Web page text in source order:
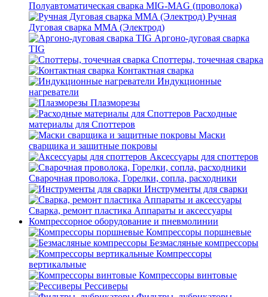
Полуавтоматическая сварка MIG-MAG (проволока)
Ручная
Дуговая сварка MMA (Электрод)
Аргоно-дуговая сварка
TIG
Споттеры, точечная сварка
Контактная сварка
Индукционные
нагреватели
Плазморезы
Расходные
материалы для Споттеров
Маски
сварщика и защитные покровы
Аксессуары для споттеров
Сварочная проволока, Горелки, сопла, расходники
Инструменты для сварки
Сварка, ремонт пластика Аппараты и аксессуары
Компрессорное оборудование и пневмолинии
Компрессоры поршневые
Безмасляные компрессоры
Компрессоры
вертикальные
Компрессоры винтовые
Рессиверы